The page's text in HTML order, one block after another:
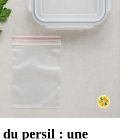
persil : une